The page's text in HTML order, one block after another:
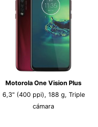
Motorola One Vision Plus
6,3" (400 ppi), 188 g, Triple
cámara